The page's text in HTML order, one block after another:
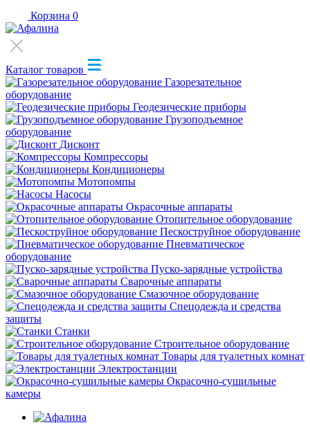
Корзина 0
Каталог товаров
Газорезательное
оборудование
Геодезические приборы
Грузоподъемное
оборудование
Дисконт
Компрессоры
Кондиционеры
Мотопомпы
Насосы
Окрасочные аппараты
Отопительное оборудование
Пескоструйное оборудование
Пневматическое
оборудование
Пуско-зарядные устройства
Сварочные аппараты
Смазочное оборудование
Спецодежда и средства
защиты
Станки
Строительное оборудование
Товары для туалетных комнат
Электростанции
Окрасочно-сушильные
камеры